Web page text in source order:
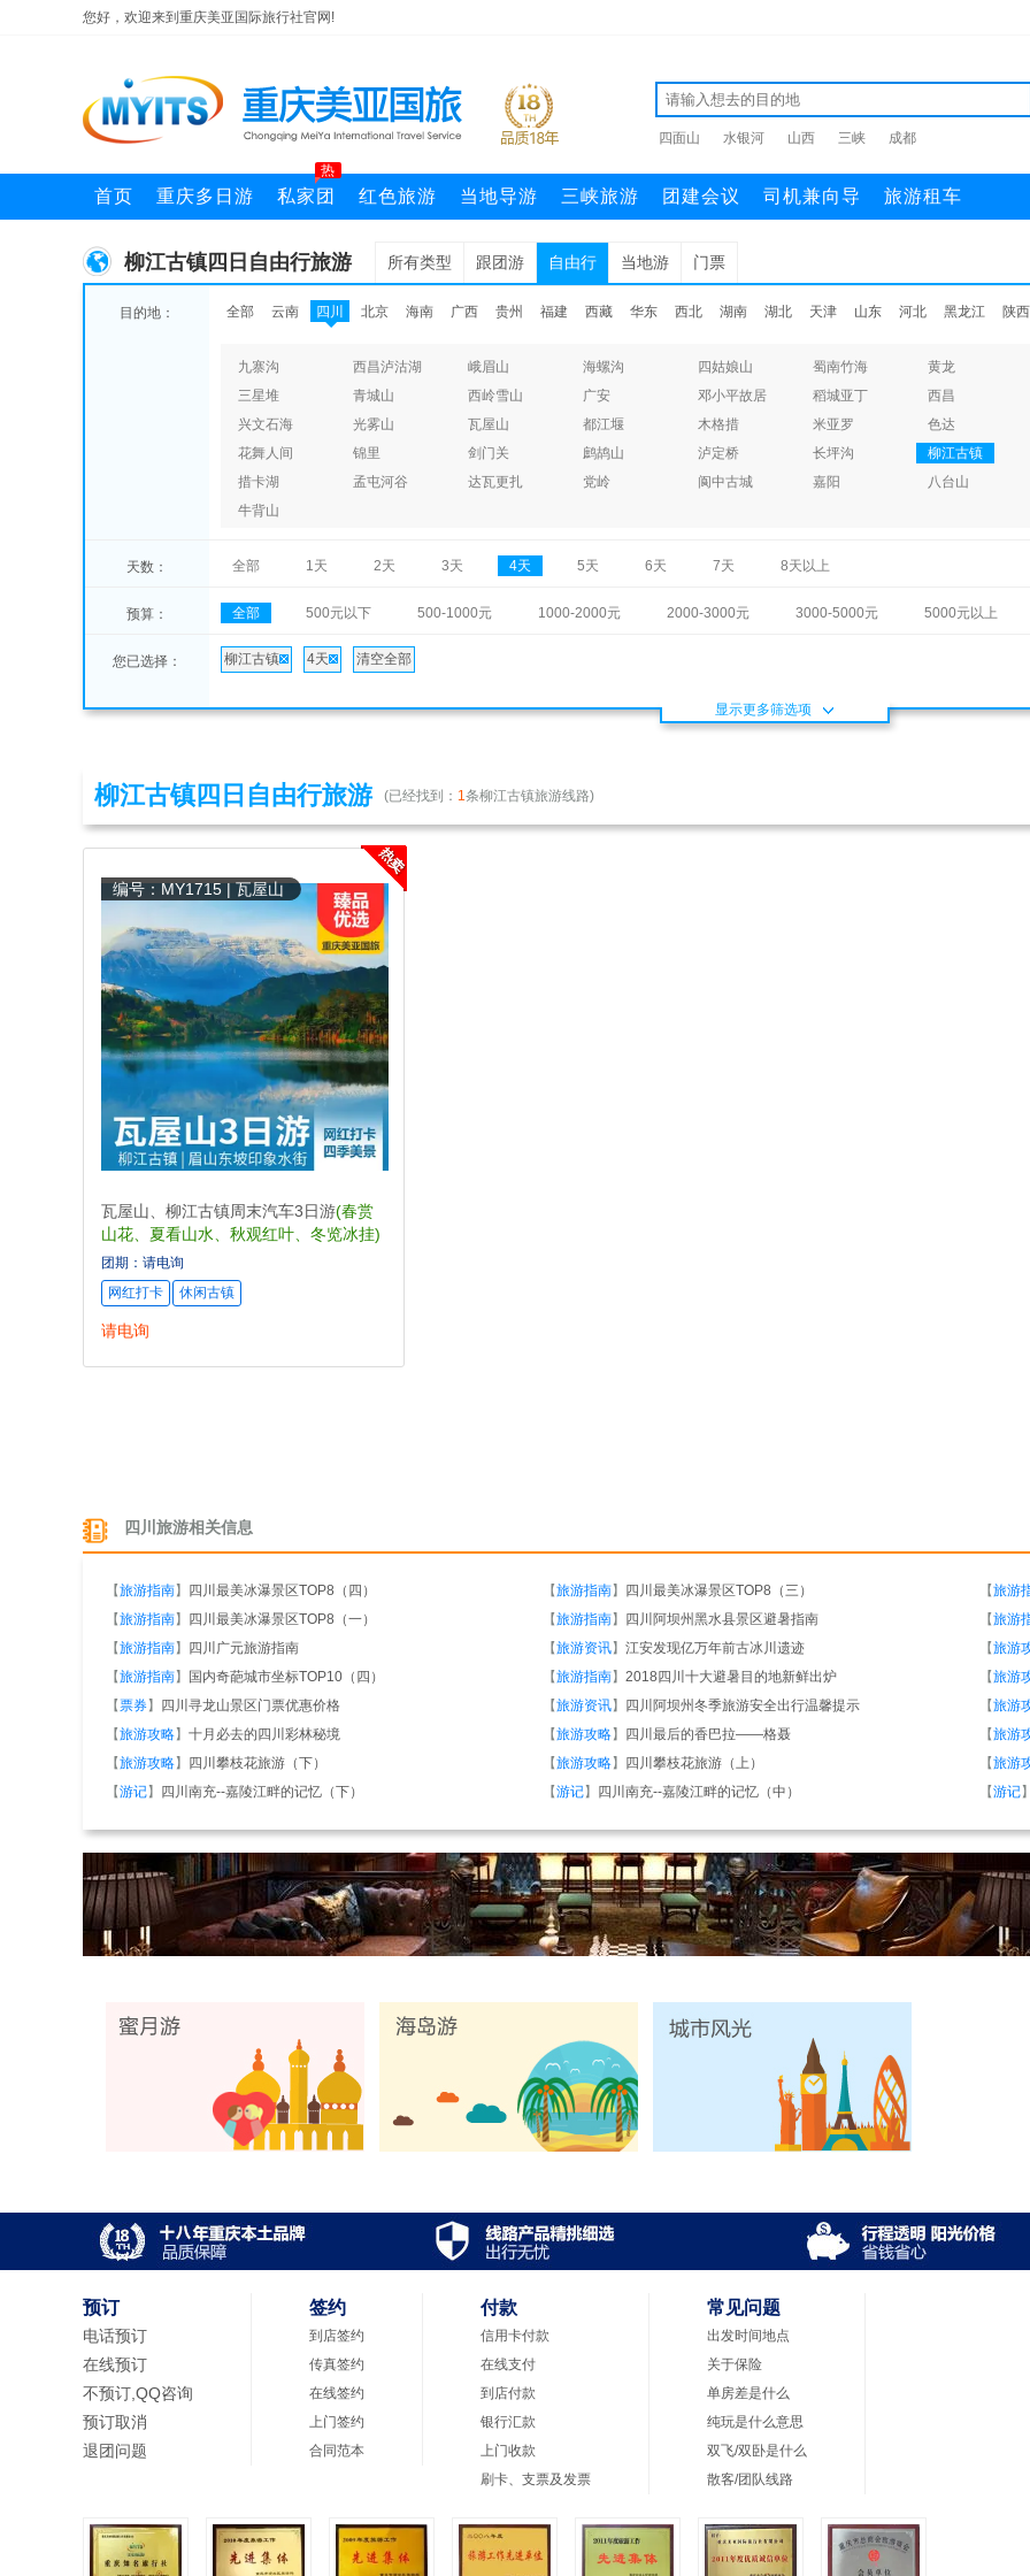
您好，欢迎来到重庆美亚国际旅行社官网!
四面山 水银河 山西 三峡 成都
首页 重庆多日游 私家团
热
红色旅游 当地导游 三峡旅游 团建会议 司机兼向导 旅游租车
柳江古镇四日自由行旅游 所有类型 跟团游 自由行 当地游 门票
目的地： 全部 云南 四川 北京 海南 广西 贵州 福建 西藏 华东 西北 湖南 湖北 天津 山东 河北 黑龙江 陕西
九寨沟 西昌泸沽湖 峨眉山 海螺沟 四姑娘山 蜀南竹海 黄龙
三星堆
青城山 西岭雪山 广安 邓小平故居 稻城亚丁 西昌
兴文石海
光雾山 瓦屋山 都江堰 木格措 米亚罗 色达
花舞人间
锦里 剑门关 鹧鸪山 泸定桥 长坪沟 柳江古镇
措卡湖
孟屯河谷 达瓦更扎 党岭 阆中古城 嘉阳 八台山
牛背山
天数： 全部 1天 2天 3天 4天 5天 6天 7天 8天以上
预算： 全部 500元以下 500-1000元 1000-2000元 2000-3000元 3000-5000元 5000元以上
您已选择： 柳江古镇 4天 清空全部
显示更多筛选项
柳江古镇四日自由行旅游 (已经找到： 1条柳江古镇旅游线路)
编号：MY1715 | 瓦屋山
瓦屋山、柳江古镇周末汽车3日游(春赏
山花、夏看山水、秋观红叶、冬览冰挂)
团期：请电询
网红打卡
休闲古镇
请电询
四川旅游相关信息
【旅游指南】 四川最美冰瀑景区TOP8（四） 【旅游指南】 四川最美冰瀑景区TOP8（三） 【旅游
【旅游指南】 四川最美冰瀑景区TOP8（一） 【旅游指南】 四川阿坝州黑水县景区避暑指南 【旅游
【旅游指南】 四川广元旅游指南 【旅游资讯】 江安发现亿万年前古冰川遗迹 【旅游
【旅游指南】 国内奇葩城市坐标TOP10（四） 【旅游指南】 2018四川十大避暑目的地新鲜出炉 【旅游
【票券】 四川寻龙山景区门票优惠价格 【旅游资讯】 四川阿坝州冬季旅游安全出行温馨提示 【旅游
【旅游攻略】 十月必去的四川彩林秘境 【旅游攻略】 四川最后的香巴拉——格聂 【旅游
【旅游攻略】 四川攀枝花旅游（下） 【旅游攻略】 四川攀枝花旅游（上） 【旅游
【游记】 四川南充--嘉陵江畔的记忆（下） 【游记】 四川南充--嘉陵江畔的记忆（中） 【游记】
预订
电话预订
在线预订
不预订,QQ咨询
预订取消
退团问题
签约
到店签约
传真签约
在线签约
上门签约
合同范本
付款
信用卡付款
在线支付
到店付款
银行汇款
上门收款
刷卡、支票及发票
常见问题
出发时间地点
关于保险
单房差是什么
纯玩是什么意思
双飞/双卧是什么
散客/团队线路